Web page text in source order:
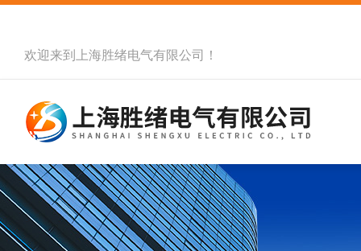
欢迎来到 上海胜绪电气有限公司 ！